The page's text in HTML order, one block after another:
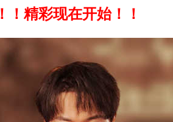
向 ghout1 送出 肥宅快乐水
向 yyt12345 送出 精品鼓励金+1
时光机 向 513593603 送出 肥宅快乐水 x1!
送出 肥宅快乐水
两津勘吉 送出 火箭
向 两津勘吉 送出 火箭 x1!
左脚流的一滴泪 向 蒸汽先生 送出
！！精彩现在开始！！